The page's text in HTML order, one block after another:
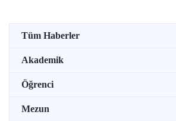
Tüm Haberler
Akademik
Öğrenci
Mezun